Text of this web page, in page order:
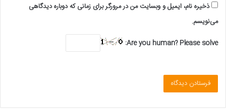
ذخیره نام، ایمیل و وبسایت من در مرورگر برای زمانی که دوباره دیدگاهی
می‌نویسم.
Are you human? Please solve: